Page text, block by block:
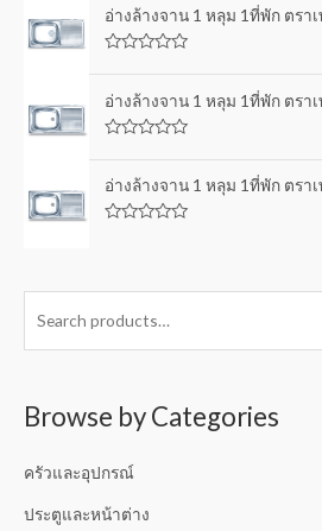
t
o
f
t
e
d
t
o
f
อ่างล้างจาน 1 หลุม 1ที่พัก ตรา
t
e
d
t
o
f
อ่างล้างจาน 1 หลุม 1ที่พัก ตรา
t
e
d
o
5
อ่างล้างจาน 1 หลุม 1ที่พัก ตรา
d
o
Browse by Categories
ครัวและอุปกรณ์
ประตูและหน้าต่าง